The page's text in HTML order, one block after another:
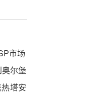
市场
尔堡
塔安